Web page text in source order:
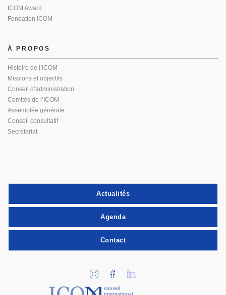
ICOM Award
Fondation ICOM
À PROPOS
Histoire de l’ICOM
Missions et objectifs
Conseil d’administration
Comités de l’ICOM
Assemblée générale
Conseil consultatif
Secrétariat
Actualités
Agenda
Contact
conseil
international